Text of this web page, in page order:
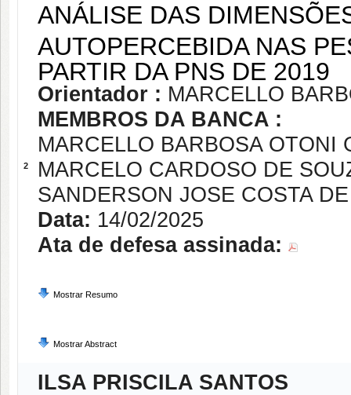
2
ANÁLISE DAS
AUTOPERCEBIDA NAS
PARTIR DA PNS DE 2019
Orientador : MARCELLO
MEMBROS DA BANCA :
MARCELLO BARBOSA OTONI
MARCELO CARDOSO DE
SANDERSON JOSE COSTA
Data: 14/02/2025
Ata de defesa assinada:
Mostrar Resumo
Mostrar Abstract
ILSA PRISCILA SANTOS